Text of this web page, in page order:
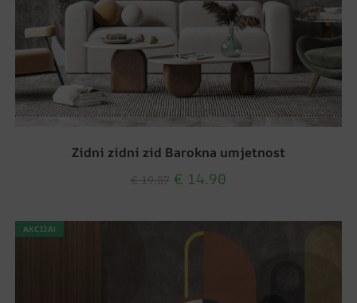
Zidni zidni zid Barokna umjetnost
€ 14.90
AKCIJA!